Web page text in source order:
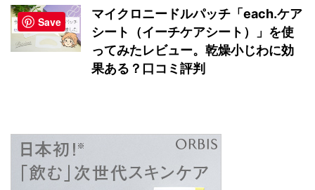
マイクロニードルパッチ「each.ケア
シート（イーチケアシート）」を使
ってみたレビュー。乾燥小じわに効
果ある？口コミ評判
Save